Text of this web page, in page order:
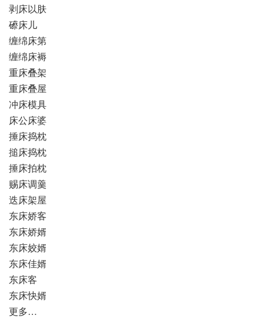
剥床以肤
礤床儿
缠绵床第
缠绵床褥
重床叠架
重床叠屋
冲床模具
床公床婆
捶床捣枕
搥床捣枕
捶床拍枕
赐床调羹
迭床架屋
东床娇客
东床娇婿
东床姣婿
东床佳婿
东床客
东床快婿
更多…